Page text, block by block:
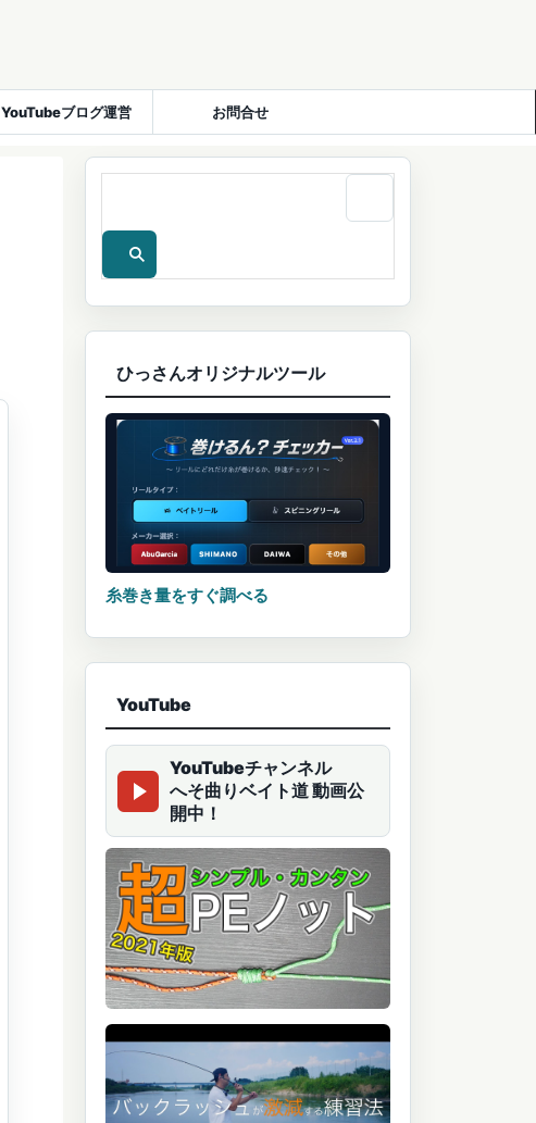
YouTubeブログ運営 お問合せ
ひっさんオリジナルツール
糸巻き量をすぐ調べる
YouTube
YouTubeチャンネル
へそ曲りベイト道 動画公
開中！